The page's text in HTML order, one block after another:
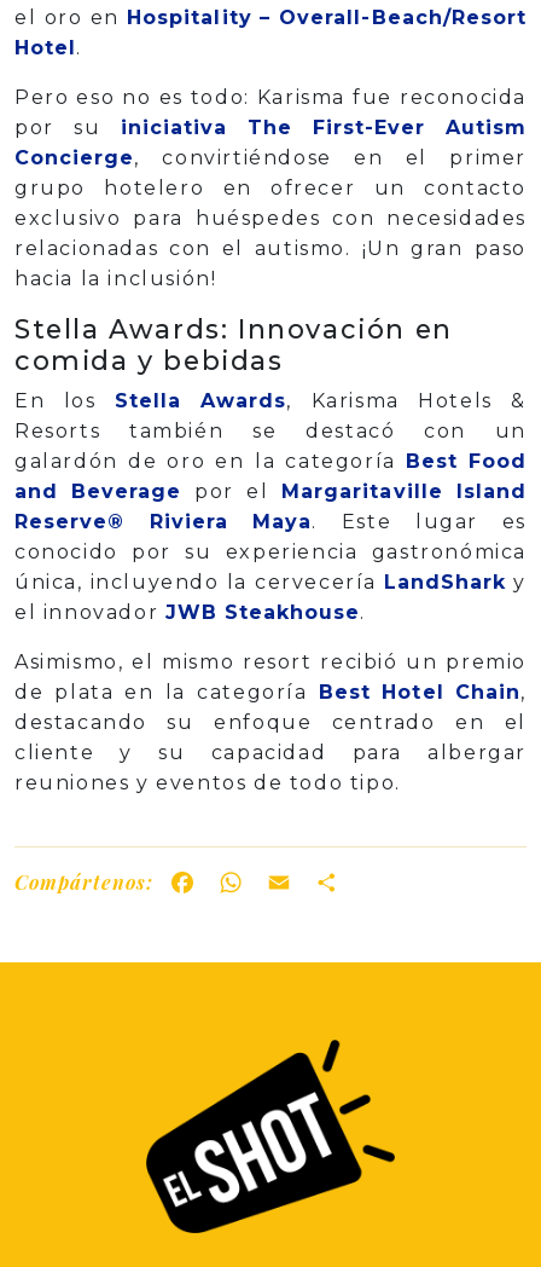
el oro en Hospitality – Overall-Beach/Resort
Hotel.
Pero eso no es todo: Karisma fue reconocida
por su iniciativa The First-Ever Autism
Concierge, convirtiéndose en el primer
grupo hotelero en ofrecer un contacto
exclusivo para huéspedes con necesidades
relacionadas con el autismo. ¡Un gran paso
hacia la inclusión!
Stella Awards: Innovación en
comida y bebidas
En los Stella Awards, Karisma Hotels &
Resorts también se destacó con un
galardón de oro en la categoría Best Food
and Beverage
por el Margaritaville Island
Reserve® Riviera Maya. Este lugar es
conocido por su experiencia gastronómica
única, incluyendo la cervecería LandShark y
el innovador JWB Steakhouse.
Asimismo, el mismo resort recibió un premio
de plata en la categoría Best Hotel Chain,
destacando su enfoque centrado en el
cliente y su capacidad para albergar
reuniones y eventos de todo tipo.
Compártenos: FacebookWhatsApp
Email